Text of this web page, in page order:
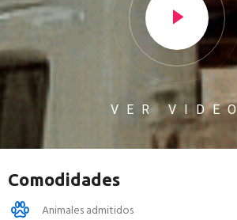
VER VIDEO
Comodidades
Animales admitidos